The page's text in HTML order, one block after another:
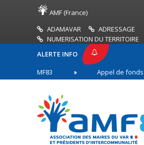
AMF (France)
ADAMAVAR
ADRESSAGE
NUMERISATION DU TERRITOIRE
ALERTE INFO
AMF83
Appel de fonds
en première ligne